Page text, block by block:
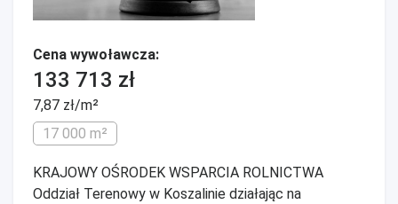
Cena wywoławcza:
133 713 zł
7,87 zł/m²
17 000 m²
KRAJOWY OŚRODEK WSPARCIA ROLNICTWA
Oddział Terenowy w Koszalinie działając na